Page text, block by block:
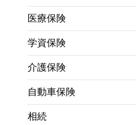
医療保険
学資保険
介護保険
自動車保険
相続